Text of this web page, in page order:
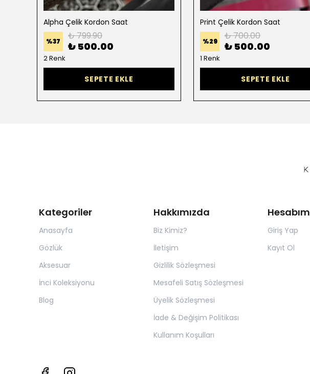
Alpha Çelik Kordon Saat
%37 ₺ 799.90
₺ 500.00
2 Renk
SEPETE EKLE
Print Çelik Kordon Saat
%29 ₺ 700.00
₺ 500.00
1 Renk
SEPETE EKLE
Kategoriler
Anasayfa
Gözlük
Aksesuar
İnci Koleksiyonu
Blog
Hakkımızda
Biz Kimiz?
İletişim
Gizlilik Sözleşmesi
Mesafeli Satış Sözleşmesi
Üyelik Sözleşmesi
İade & Değişim Politikası
Kullanım Koşulları
Hesabım
Giriş Yap
Kayıt Ol